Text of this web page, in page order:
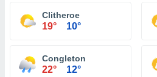
Clitheroe
19° 10°
Congleton
22° 12°